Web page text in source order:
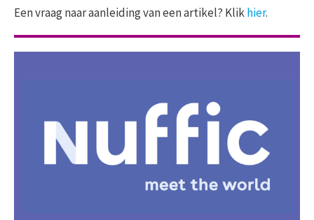
Een vraag naar aanleiding van een artikel? Klikhier.